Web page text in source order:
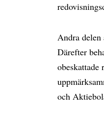
Andra delen
Därefter
obeskattade
och